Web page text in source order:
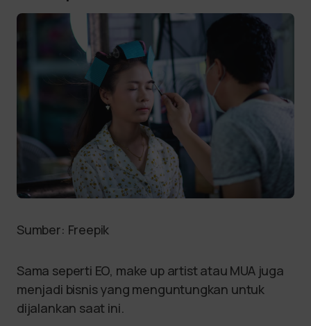
Sumber: Freepik
Sama seperti EO, make up artist atau MUA juga
menjadi bisnis yang menguntungkan untuk
dijalankan saat ini.